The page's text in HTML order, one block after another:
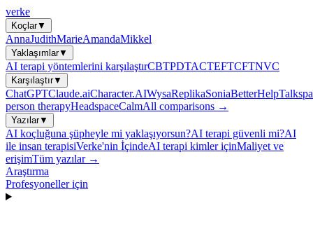
verke
Koçlar▼
AnnaJudithMarieAmandaMikkel
Yaklaşımlar▼
AI terapi yöntemlerini karşılaştırCBTPDTACTEFTCFTNVC
Karşılaştır▼
ChatGPTClaude.aiCharacter.AIWysaReplikaSoniaBetterHelp
person therapyHeadspaceCalmAll comparisons →
Yazılar▼
AI koçluğuna şüpheyle mi yaklaşıyorsun?AI terapi güvenli mi?AI
ile insan terapisiVerke'nin İçindeAI terapi kimler içinMaliyet ve
erişimTüm yazılar →
Araştırma
Profesyoneller için